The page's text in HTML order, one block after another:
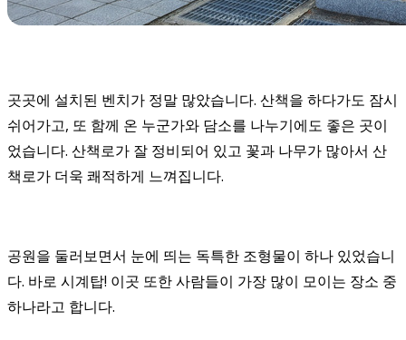
곳곳에 설치된 벤치가 정말 많았습니다. 산책을 하다가도 잠시
쉬어가고, 또 함께 온 누군가와 담소를 나누기에도 좋은 곳이
었습니다. 산책로가 잘 정비되어 있고 꽃과 나무가 많아서 산
책로가 더욱 쾌적하게 느껴집니다.
공원을 둘러보면서 눈에 띄는 독특한 조형물이 하나 있었습니
다. 바로 시계탑! 이곳 또한 사람들이 가장 많이 모이는 장소 중
하나라고 합니다.